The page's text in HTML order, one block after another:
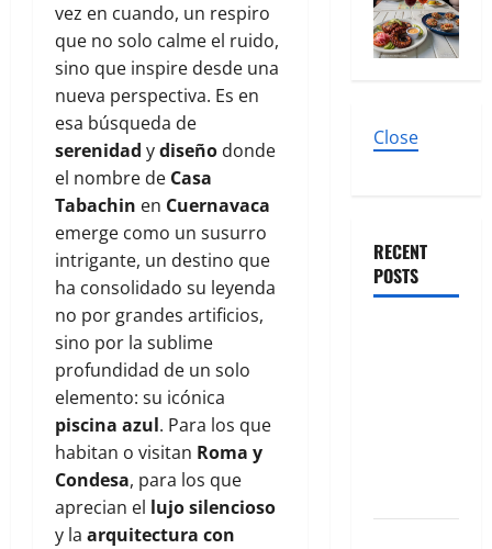
vez en cuando, un respiro
que no solo calme el ruido,
sino que inspire desde una
nueva perspectiva. Es en
esa búsqueda de
serenidad ydiseño donde
el nombre de Casa
Tabachin en Cuernavaca
emerge como un susurro
intrigante, un destino que
ha consolidado su leyenda
no por grandes artificios,
sino por la sublime
profundidad de un solo
elemento: su icónica
piscina azul. Para los que
habitan o visitan Roma y
Condesa, para los que
aprecian el lujo silencioso
y la arquitectura con
Close
RECENT
POSTS